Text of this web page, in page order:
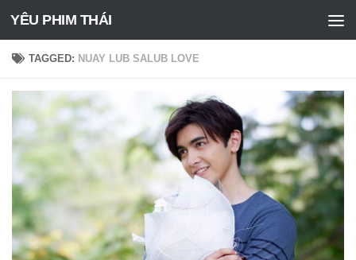
Skip to content
YÊU PHIM THÁI
TAGGED: NUAY LUB SALUB LOVE